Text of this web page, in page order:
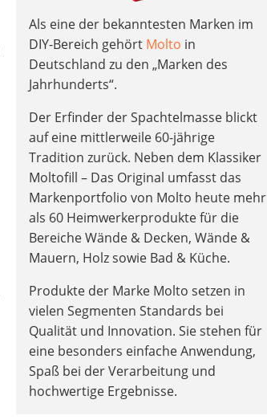
Als eine der bekanntesten Marken im
DIY-Bereich gehört Molto in
Deutschland zu den „Marken des
Jahrhunderts“.
Der Erfinder der Spachtelmasse blickt
auf eine mittlerweile 60-jährige
Tradition zurück. Neben dem Klassiker
Moltofill – Das Original umfasst das
Markenportfolio von Molto heute mehr
als 60 Heimwerkerprodukte für die
Bereiche Wände & Decken, Wände &
Mauern, Holz sowie Bad & Küche.
Produkte der Marke Molto setzen in
vielen Segmenten Standards bei
Qualität und Innovation. Sie stehen für
eine besonders einfache Anwendung,
Spaß bei der Verarbeitung und
hochwertige Ergebnisse.